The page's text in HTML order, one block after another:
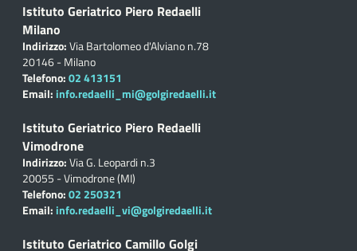
Istituto Geriatrico Piero Redaelli
Milano
Indirizzo:Via Bartolomeo d'Alviano n.78
20146 - Milano
Telefono:02 413151
Email: info.redaelli_mi@golgiredaelli.it
Istituto Geriatrico Piero Redaelli
Vimodrone
Indirizzo:Via G. Leopardi n.3
20055 - Vimodrone (MI)
Telefono:02 250321
Email: info.redaelli_vi@golgiredaelli.it
Istituto Geriatrico Camillo Golgi